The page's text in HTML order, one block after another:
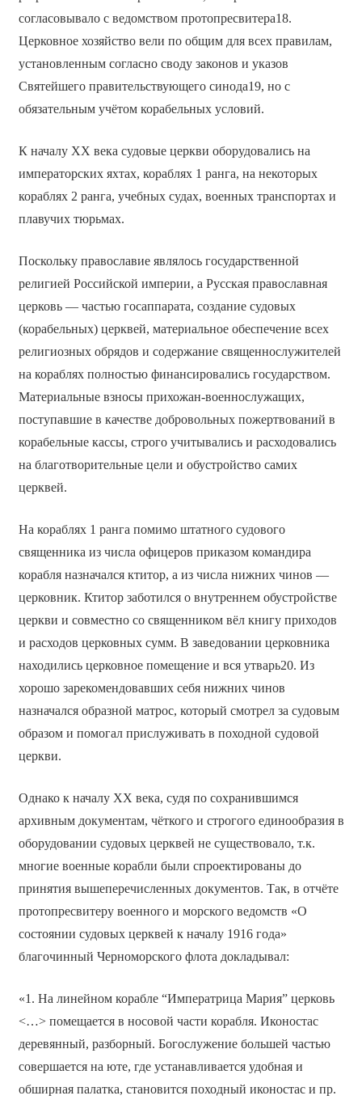
согласовывало с ведомством протопресвитера18.
Церковное хозяйство вели по общим для всех правилам,
установленным согласно своду законов и указов
Святейшего правительствующего синода19, но с
обязательным учётом корабельных условий.
К началу ХХ века судовые церкви оборудовались на
императорских яхтах, кораблях 1 ранга, на некоторых
кораблях 2 ранга, учебных судах, военных транспортах и
плавучих тюрьмах.
Поскольку православие являлось государственной
религией Российской империи, а Русская православная
церковь — частью госаппарата, создание судовых
(корабельных) церквей, материальное обеспечение всех
религиозных обрядов и содержание священнослужителей
на кораблях полностью финансировались государством.
Материальные взносы прихожан-военнослужащих,
поступавшие в качестве добровольных пожертвований в
корабельные кассы, строго учитывались и расходовались
на благотворительные цели и обустройство самих
церквей.
На кораблях 1 ранга помимо штатного судового
священника из числа офицеров приказом командира
корабля назначался ктитор, а из числа нижних чинов —
церковник. Ктитор заботился о внутреннем обустройстве
церкви и совместно со священником вёл книгу приходов
и расходов церковных сумм. В заведовании церковника
находились церковное помещение и вся утварь20. Из
хорошо зарекомендовавших себя нижних чинов
назначался образной матрос, который смотрел за судовым
образом и помогал прислуживать в походной судовой
церкви.
Однако к началу ХХ века, судя по сохранившимся
архивным документам, чёткого и строгого единообразия в
оборудовании судовых церквей не существовало, т.к.
многие военные корабли были спроектированы до
принятия вышеперечисленных документов. Так, в отчёте
протопресвитеру военного и морского ведомств «О
состоянии судовых церквей к началу 1916 года»
благочинный Черноморского флота докладывал:
«1. На линейном корабле “Императрица Мария” церковь
<…> помещается в носовой части корабля. Иконостас
деревянный, разборный. Богослужение большей частью
совершается на юте, где устанавливается удобная и
обширная палатка, становится походный иконостас и пр.